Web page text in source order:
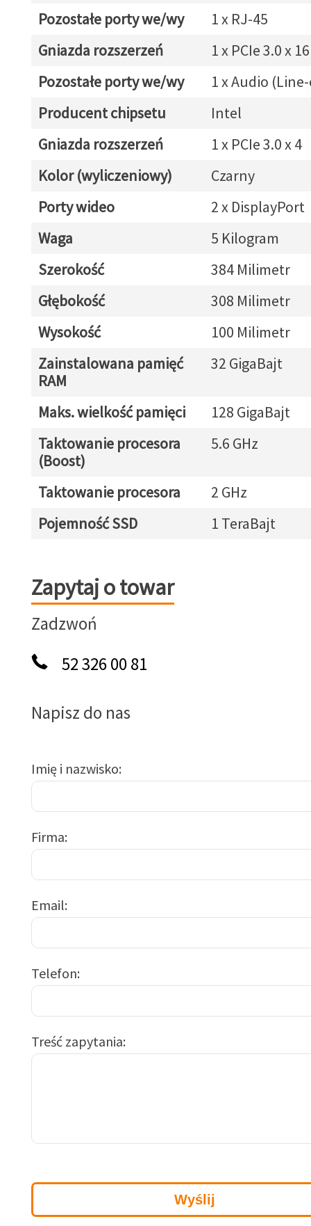
Pozostałe porty we/wy
1 x RJ-45
Gniazda rozszerzeń
1 x PCIe 3.0 x 16
Pozostałe porty we/wy
1 x Audio
Producent chipsetu
Intel
Gniazda rozszerzeń
1 x PCIe 3.0 x 4
Kolor (wyliczeniowy)
Czarny
Porty wideo
2 x DisplayPort
Waga
5 Kilogram
Szerokość
384 Milimetr
Głębokość
308 Milimetr
Wysokość
100 Milimetr
Zainstalowana pamięć
RAM
32 GigaBajt
Maks. wielkość pamięci
128 GigaBajt
Taktowanie procesora
(Boost)
5.6 GHz
Taktowanie procesora
2 GHz
Pojemność SSD
1 TeraBajt
Zapytaj o towar
Zapytaj o towar
Zadzwoń
52 326 00 81
Napisz do nas
Imię i nazwisko
Firma
Email
Telefon
Treść zapytania